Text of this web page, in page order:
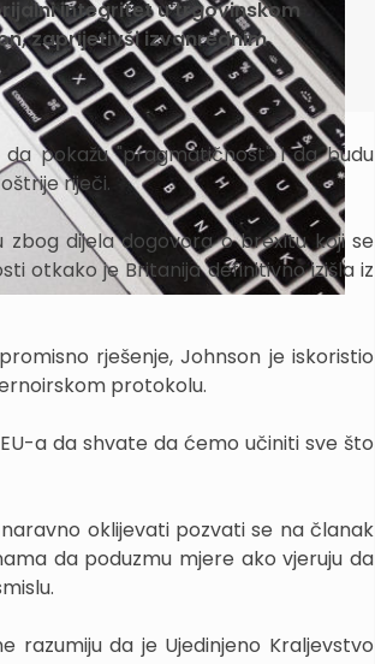
integritet u trgovinskom
zaprijetivši izvanrednim
pokažu "pragmatičnost" i da budu
riječi.
dijela dogovora o brexitu koji se
otkako je Britanija definitivno izišla iz
rješenje, Johnson je iskoristio
protokolu.
a da shvate da ćemo učiniti sve što
oklijevati pozvati se na članak
da poduzmu mjere ako vjeruju da
razumiju da je Ujedinjeno Kraljevstvo